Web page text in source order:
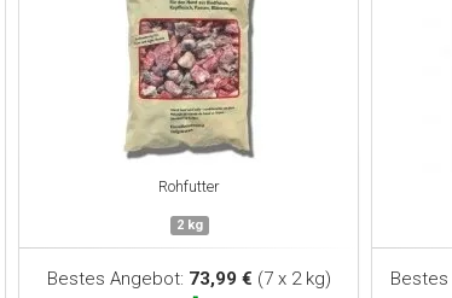
Rohfutter
2 kg
Bestes Angebot: 73,99 € (7 x 2 kg) Bestes